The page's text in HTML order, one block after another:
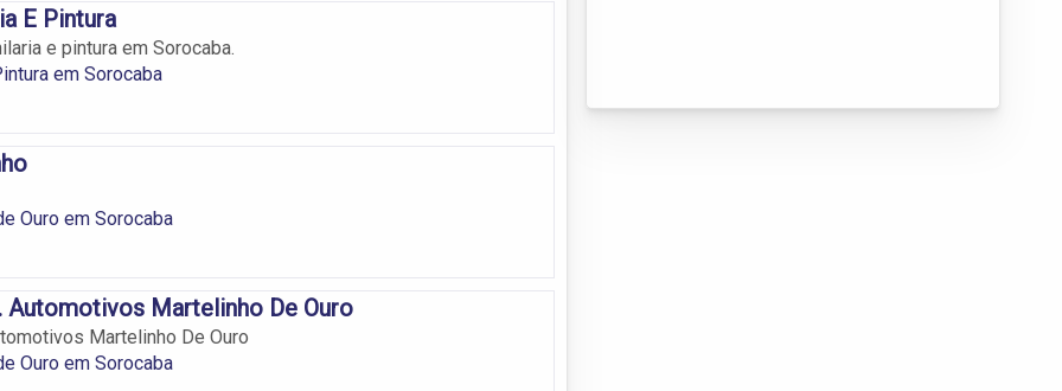
E Pintura
e pintura em Sorocaba.
em Sorocaba
Ouro em Sorocaba
Automotivos Martelinho De Ouro
Martelinho De Ouro
Ouro em Sorocaba